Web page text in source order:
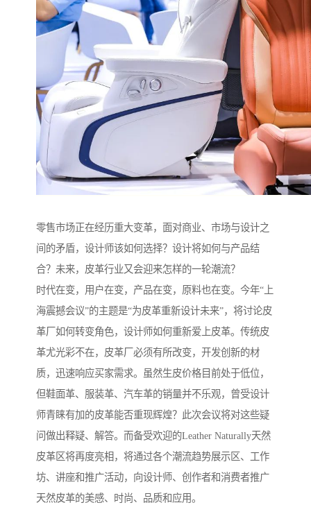
零售市场正在经历重大变革，面对商业、市场与设计之
间的矛盾，设计师该如何选择？设计将如何与产品结
合？未来，皮革行业又会迎来怎样的一轮潮流？
时代在变，用户在变，产品在变，原料也在变。今年“上
海震撼会议”的主题是“为皮革重新设计未来”，将讨论皮
革厂如何转变角色，设计师如何重新爱上皮革。传统皮
革尤光彩不在，皮革厂必须有所改变，开发创新的材
质，迅速响应买家需求。虽然生皮价格目前处于低位，
但鞋面革、服装革、汽车革的销量并不乐观，曾受设计
师青睐有加的皮革能否重现辉煌？此次会议将对这些疑
问做出释疑、解答。而备受欢迎的Leather Naturally天然
皮革区将再度亮相，将通过各个潮流趋势展示区、工作
坊、讲座和推广活动，向设计师、创作者和消费者推广
天然皮革的美感、时尚、品质和应用。